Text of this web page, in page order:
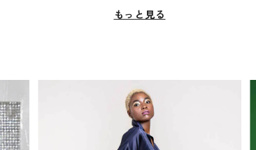
もっと見る